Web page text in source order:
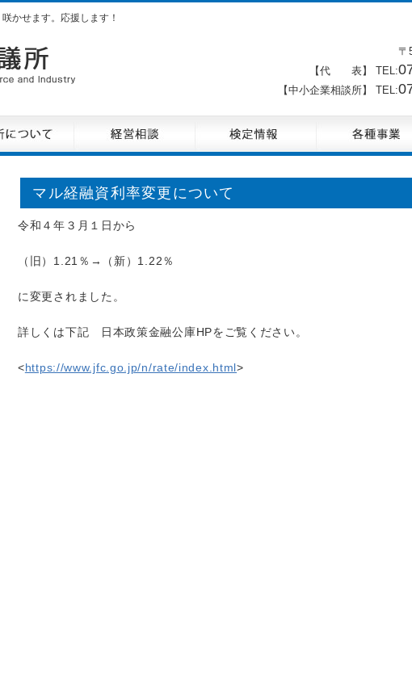
かせます。応援します！
〒
【代 表】 TEL:
【中小企業相談所】 TEL:
マル経融資利率変更について
令和４年３月１日から
（旧）1.21％→（新）1.22％
に変更されました。
詳しくは下記 日本政策金融公庫HPをご覧ください。
<https://www.jfc.go.jp/n/rate/index.html>